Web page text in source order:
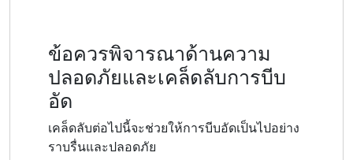
ข้อควรพิจารณาด้านความ
ปลอดภัยและเคล็ดลับการบีบ
อัด
เคล็ดลับต่อไปนี้จะช่วยให้การบีบอัดเป็นไปอย่าง
ราบรื่นและปลอดภัย